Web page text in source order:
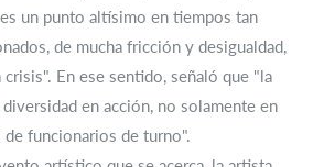
un punto altísimo en tiempos tan
de mucha fricción y desigualdad,
crisis". En ese sentido, señaló que "la
en acción, no solamente en
de funcionarios de turno".